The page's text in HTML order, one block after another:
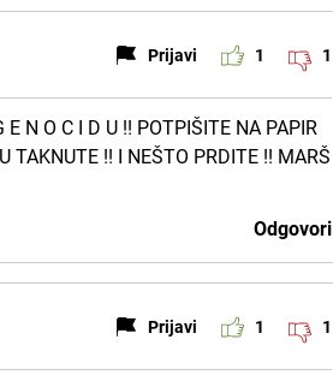
Prijavi 1 1
N O C I D U !! POTPIŠITE NA PAPIR
TAKNUTE !! I NEŠTO PRDITE !! MARŠ
Odgovori
Prijavi 1 1